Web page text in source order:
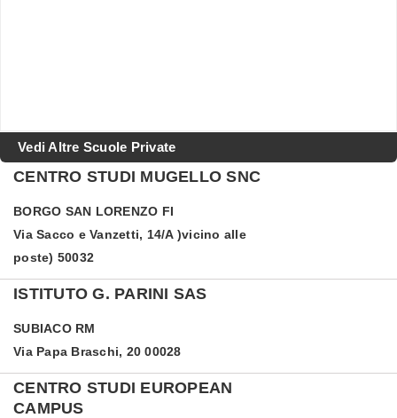
Vedi Altre Scuole Private
CENTRO STUDI MUGELLO SNC
BORGO SAN LORENZO FI
Via Sacco e Vanzetti, 14/A )vicino alle
poste) 50032
ISTITUTO G. PARINI SAS
SUBIACO RM
Via Papa Braschi, 20 00028
CENTRO STUDI EUROPEAN
CAMPUS